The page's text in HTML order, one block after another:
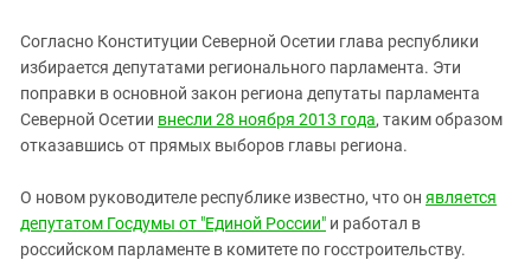
СКФО
Ставропольский край
Чечня
Южный Кавказ
ЮФО
Согласно Конституции Северной Осетии глава республики
избирается депутатами регионального парламента. Эти
поправки в основной закон региона депутаты парламента
Северной Осетии внесли 28 ноября 2013 года, таким образом
отказавшись от прямых выборов главы региона.
О новом руководителе республике известно, что он является
депутатом Госдумы от "Единой России" и работал в
российском парламенте в комитете по госстроительству.